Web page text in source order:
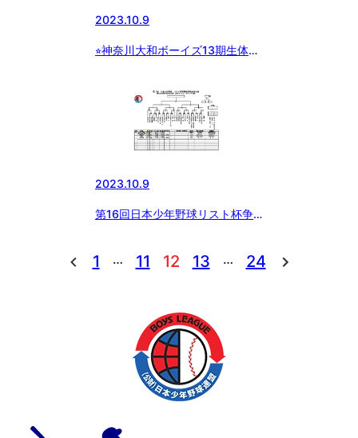
2023.10.9
⭐︎神奈川大和ボーイズ13期生体験
2023.10.9
第16回日本少年野球リスト杯争
1 … 11 12 13 … 24